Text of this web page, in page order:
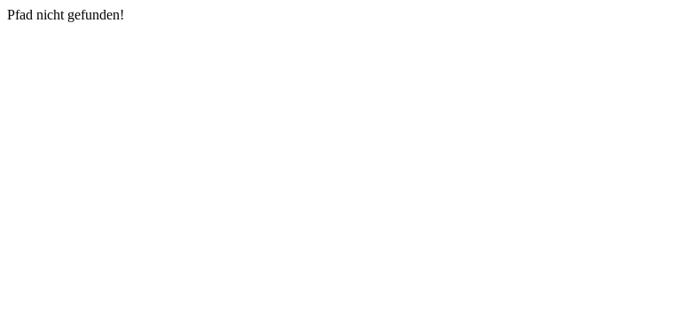
Pfad nicht gefunden!